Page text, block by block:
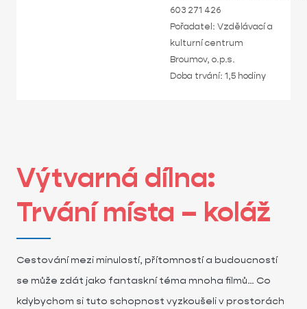
603 271 426
Pořadatel: Vzdělávací a
kulturní centrum
Broumov, o.p.s.
Doba trvání: 1,5 hodiny
Výtvarná dílna:
Trvání místa – koláž
Cestování mezi minulostí, přítomností a budoucností
se může zdát jako fantaskní téma mnoha filmů… Co
kdybychom si tuto schopnost vyzkoušeli v prostorách